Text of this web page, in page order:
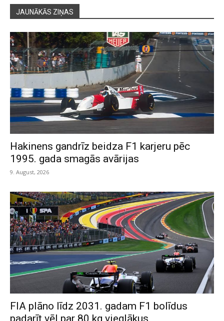
JAUNĀKĀS ZIŅAS
Hakinens gandrīz beidza F1 karjeru pēc
1995. gada smagās avārijas
9. August, 2026
FIA plāno līdz 2031. gadam F1 bolīdus
padarīt vēl par 80 kg vieglākus